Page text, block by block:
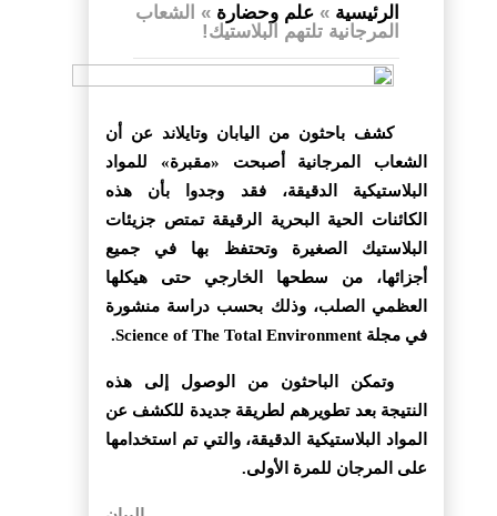
الرئيسية » علم وحضارة » الشعاب
المرجانية تلتهم البلاستيك!
كشف باحثون من اليابان وتايلاند عن أن
الشعاب المرجانية أصبحت «مقبرة» للمواد
البلاستيكية الدقيقة، فقد وجدوا بأن هذه
الكائنات الحية البحرية الرقيقة تمتص جزيئات
البلاستيك الصغيرة وتحتفظ بها في جميع
أجزائها، من سطحها الخارجي حتى هيكلها
العظمي الصلب، وذلك بحسب دراسة منشورة
في مجلة Science of The Total Environment.
وتمكن الباحثون من الوصول إلى هذه
النتيجة بعد تطويرهم لطريقة جديدة للكشف عن
المواد البلاستيكية الدقيقة، والتي تم استخدامها
على المرجان للمرة الأولى.